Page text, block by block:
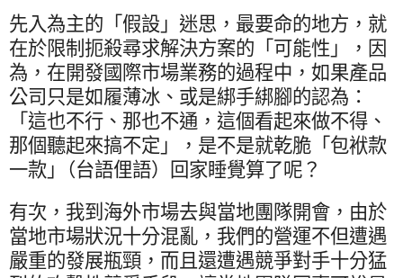
先入為主的「假設」迷思，最要命的地方，就
在於限制扼殺尋求解決方案的「可能性」，因
為，在開發國際市場業務的過程中，如果產品
公司只是如履薄冰、或是綁手綁腳的認為：
「這也不行、那也不通，這個看起來做不得、
那個聽起來搞不定」，是不是就乾脆「包袱款
一款｣（台語俚語）回家睡覺算了呢？
有次，我到海外市場去與當地團隊開會，由於
當地市場狀況十分混亂，我們的營運不但遭遇
嚴重的發展瓶頸，而且還遭遇競爭對手十分猛